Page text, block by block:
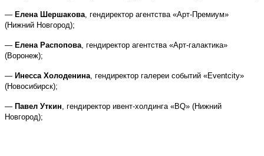
— Елена Шершакова, гендиректор агентства «Арт-Премиум»
(Нижний Новгород);
— Елена Распопова, гендиректор агентства «Арт-галактика»
(Воронеж);
— Инесса Холоденина, гендиректор галереи событий «Eventcity»
(Новосибирск);
— Павел Уткин, гендиректор ивент-холдинга «BQ» (Нижний
Новгород);